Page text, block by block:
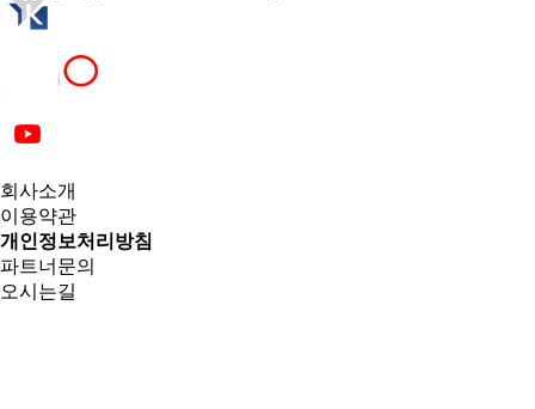
회사소개
이용약관
개인정보처리방침
파트너문의
오시는길